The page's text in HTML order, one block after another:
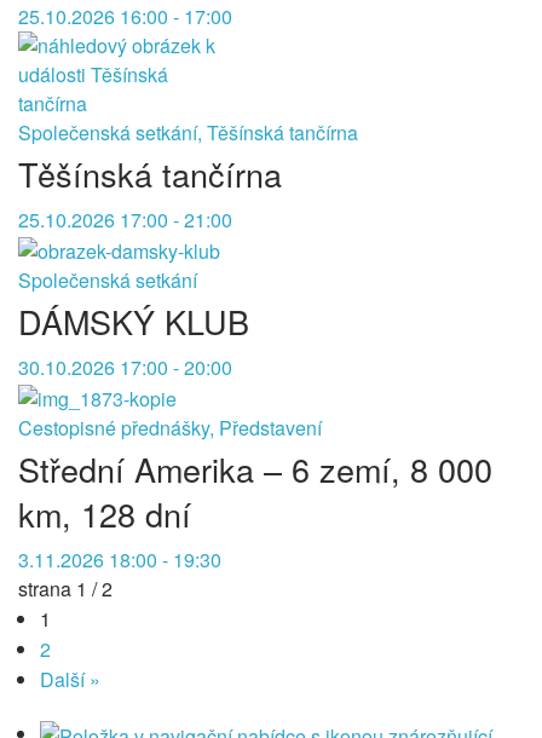
25.10.2026 16:00 - 17:00
Společenská setkání, Těšínská tančírna
Těšínská tančírna
25.10.2026 17:00 - 21:00
Společenská setkání
DÁMSKÝ KLUB
30.10.2026 17:00 - 20:00
Cestopisné přednášky, Představení
Střední Amerika – 6 zemí, 8 000
km, 128 dní
3.11.2026 18:00 - 19:30
strana 1 / 2
1
2
Další »